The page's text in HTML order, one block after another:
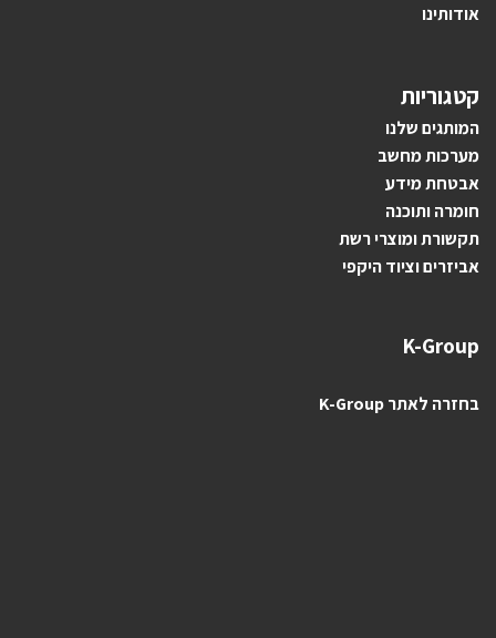
אודותינו
קטגוריות
המותגים שלנו
מערכות מחשב
אבטחת מידע
חומרה ותוכנה
תקשורת ומוצרי רשת
אביזרים וציוד היקפי
K-Group
בחזרה לאתר K-Group